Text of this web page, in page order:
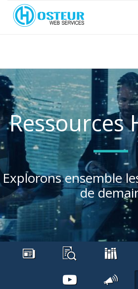
Ressources
Explorons ensemble
de